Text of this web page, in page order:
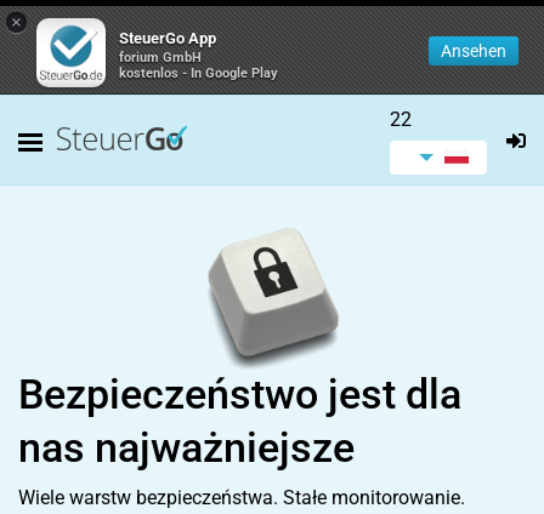
×
SteuerGo App
forium GmbH
kostenlos - In Google Play
Ansehen
22
Bezpieczeństwo jest dla
nas najważniejsze
Wiele warstw bezpieczeństwa. Stałe monitorowanie.